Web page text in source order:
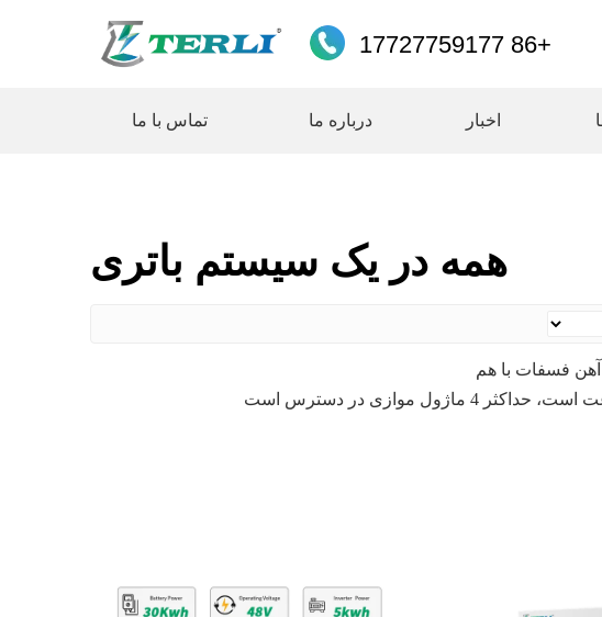
+86 17727759177
اخبار درباره ما تماس با ما
همه در یک سیستم باتری